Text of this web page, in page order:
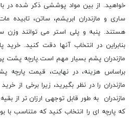
خواهید. از بین مواد پوششی ذکر شده در
ساری و مازندران ابریشم، ساتن، تابیده
هستند. پنبه و پلی استر می توانند وزن
بنابراین در انتخاب آنها دقت کنید.
مازندران پشم بسیار مهم است.پارچه پشت
براساس هزینه، در نهایت، قیمت
مازندران را در نظر بگیرید، زیرا برخی از
مازندران به طور قابل توجهی ارزان تر از
که پارچه ای را انتخاب کنید که متناسب